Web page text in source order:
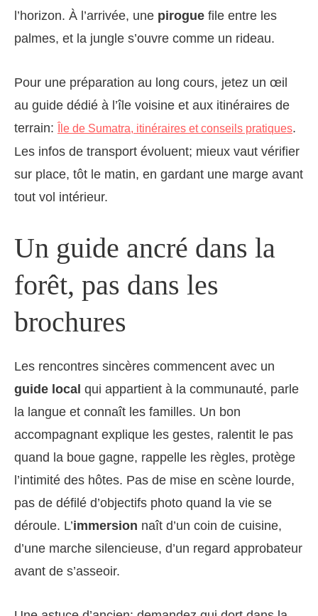
l’horizon. À l’arrivée, une pirogue file entre les
palmes, et la jungle s’ouvre comme un rideau.
Pour une préparation au long cours, jetez un œil
au guide dédié à l’île voisine et aux itinéraires de
terrain:
Île de Sumatra, itinéraires et conseils pratiques.
Les infos de transport évoluent; mieux vaut vérifier
sur place, tôt le matin, en gardant une marge avant
tout vol intérieur.
Un guide ancré dans la
forêt, pas dans les
brochures
Les rencontres sincères commencent avec un
guide local qui appartient à la communauté, parle
la langue et connaît les familles. Un bon
accompagnant explique les gestes, ralentit le pas
quand la boue gagne, rappelle les règles, protège
l’intimité des hôtes. Pas de mise en scène lourde,
pas de défilé d’objectifs photo quand la vie se
déroule. L’immersion naît d’un coin de cuisine,
d’une marche silencieuse, d’un regard approbateur
avant de s’asseoir.